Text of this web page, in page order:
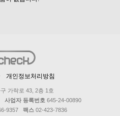
개인정보처리방침
가락로 43, 2층 1호
사업자 등록번호 645-24-00890
9357 팩스 02-423-7836